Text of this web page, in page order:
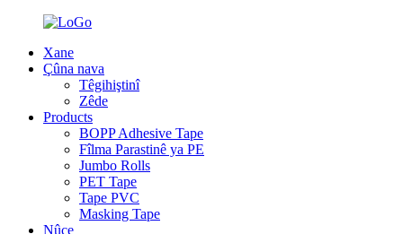
Xane
Çûna nava
Têgihiştinî
Zêde
Products
BOPP Adhesive Tape
Fîlma Parastinê ya PE
Jumbo Rolls
PET Tape
Tape PVC
Masking Tape
Nûçe